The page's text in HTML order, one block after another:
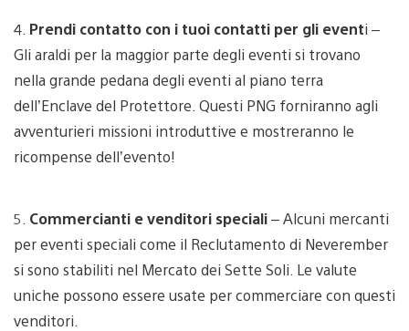
4. Prendi contatto con i tuoi contatti per gli eventi –
Gli araldi per la maggior parte degli eventi si trovano
nella grande pedana degli eventi al piano terra
dell’Enclave del Protettore. Questi PNG forniranno agli
avventurieri missioni introduttive e mostreranno le
ricompense dell’evento!
5. Commercianti e venditori speciali– Alcuni mercanti
per eventi speciali come il Reclutamento di Neverember
si sono stabiliti nel Mercato dei Sette Soli. Le valute
uniche possono essere usate per commerciare con questi
venditori.